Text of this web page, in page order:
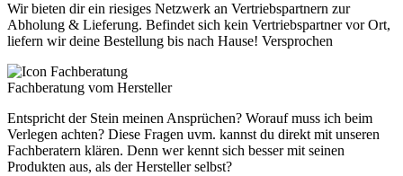
Wir bieten dir ein riesiges Netzwerk an Vertriebspartnern zur
Abholung & Lieferung. Befindet sich kein Vertriebspartner vor Ort,
liefern wir deine Bestellung bis nach Hause! Versprochen
Fachberatung vom Hersteller
Entspricht der Stein meinen Ansprüchen? Worauf muss ich beim
Verlegen achten? Diese Fragen uvm. kannst du direkt mit unseren
Fachberatern klären. Denn wer kennt sich besser mit seinen
Produkten aus, als der Hersteller selbst?